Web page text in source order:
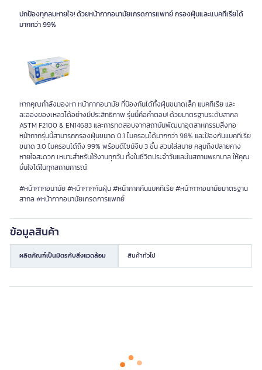
ปกป้องทุกลมหายใจ! ด้วยหน้ากากอนามัยเกรดการแพทย์ กรองฝุ่นและแบคทีเรียได้
มากกว่า 99%
หากคุณกำลังมองหา หน้ากากอนามัย ที่ป้องกันได้ทั้งฝุ่นขนาดเล็ก แบคทีเรีย และ
ละอองของเหลวได้อย่างมีประสิทธิภาพ รุ่นนี้คือคำตอบ! ด้วยมาตรฐานระดับสากล
ASTM F2100 & EN14683 และการทดสอบจากสถาบันพัฒนาอุตสาหกรรมสิ่งทอ
หน้ากากรุ่นนี้สามารถกรองฝุ่นขนาด 0.1 ไมครอนได้มากกว่า 98% และป้องกันแบคทีเรีย
ขนาด 3.0 ไมครอนได้ถึง 99% พร้อมดีไซน์จีบ 3 ชั้น สวมใส่สบาย คลุมถึงปลายคาง
หายใจสะดวก เหมาะสำหรับใช้งานทุกวัน ทั้งในชีวิตประจำวันและในสถานพยาบาล ให้คุณ
มั่นใจได้ในทุกสถานการณ์
#หน้ากากอนามัย #หน้ากากกันฝุ่น #หน้ากากกันแบคทีเรีย #หน้ากากอนามัยมาตรฐาน
สากล #หน้ากากอนามัยเกรดการแพทย์
ข้อมูลสินค้า
ผลิตภัณฑ์เป็นมิตรกับสิ่งแวดล้อม สินค้าทั่วไป